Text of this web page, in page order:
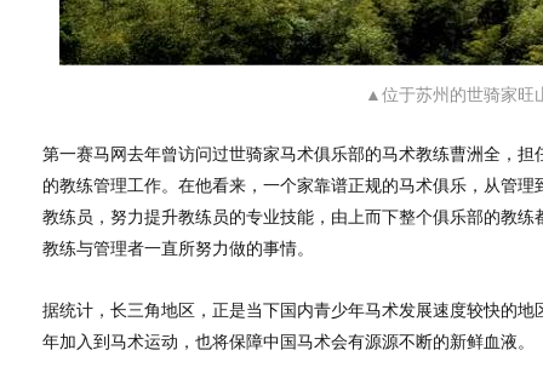
▲位于苏州的世骑家旺
第一赛马网去年曾访问过世骑家马术俱乐部的马术教练曹洲全，
的教练管理工作。在他看来，一个家靠谱正规的马术俱乐，从管
教练员，努力提升教练员的专业技能，由上而下整个俱乐部的教
教练与管理者一直所努力做的事情。
据统计，长三角地区，正是当下国内青少年马术发展速度较快的
年加入到马术运动，也将保障中国马术会有源源不断的新鲜血液。